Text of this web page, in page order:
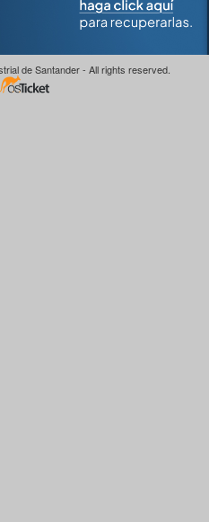
de Santander - All rights reserved.